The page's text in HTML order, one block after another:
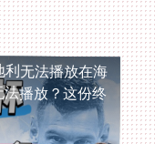
利无法播放在海
外看世界杯西班牙 vs 奥地利无法播放？这份终